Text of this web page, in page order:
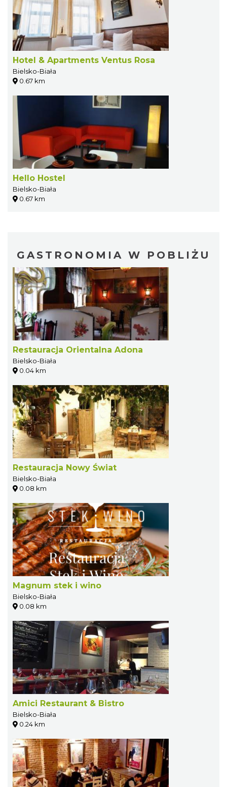
Hotel & Apartments Ventus Rosa
Bielsko-Biała
0.67 km
Hello Hostel
Bielsko-Biała
0.67 km
GASTRONOMIA W POBLIŻU
Restauracja Orientalna Adona
Bielsko-Biała
0.04 km
Restauracja Nowy Świat
Bielsko-Biała
0.08 km
Magnum stek i wino
Bielsko-Biała
0.08 km
Amici Restaurant & Bistro
Bielsko-Biała
0.24 km